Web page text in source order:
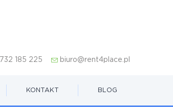
732 185 225 biuro@rent4place.pl
KONTAKT BLOG